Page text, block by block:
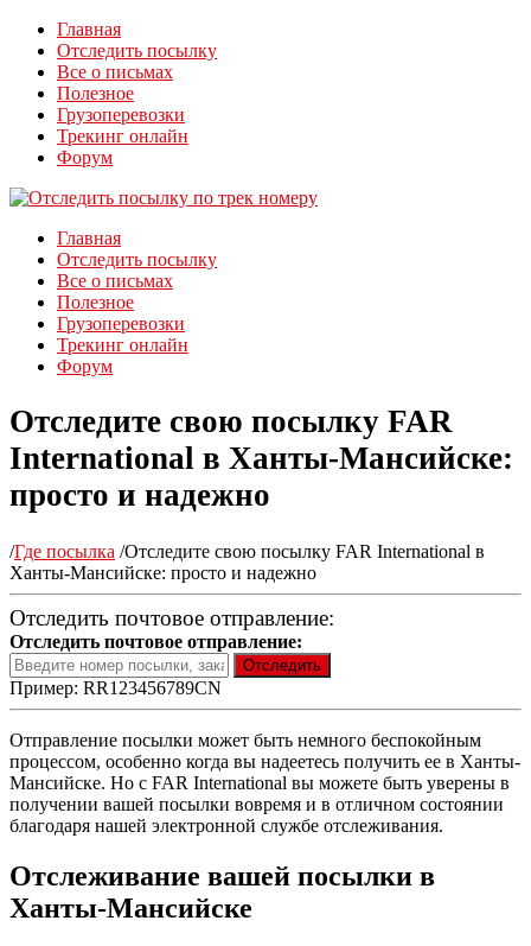
Главная
Отследить посылку
Все о письмах
Полезное
Грузоперевозки
Трекинг онлайн
Форум
Главная
Отследить посылку
Все о письмах
Полезное
Грузоперевозки
Трекинг онлайн
Форум
Отследите свою посылку FAR
International в Ханты-Мансийске:
просто и надежно
/Где посылка /Отследите свою посылку FAR International в
Ханты-Мансийске: просто и надежно
Отследить почтовое отправление:
Отследить почтовое отправление:
Пример: RR123456789CN
Отправление посылки может быть немного беспокойным
процессом, особенно когда вы надеетесь получить ее в Ханты-
Мансийске. Но с FAR International вы можете быть уверены в
получении вашей посылки вовремя и в отличном состоянии
благодаря нашей электронной службе отслеживания.
Отслеживание вашей посылки в
Ханты-Мансийске